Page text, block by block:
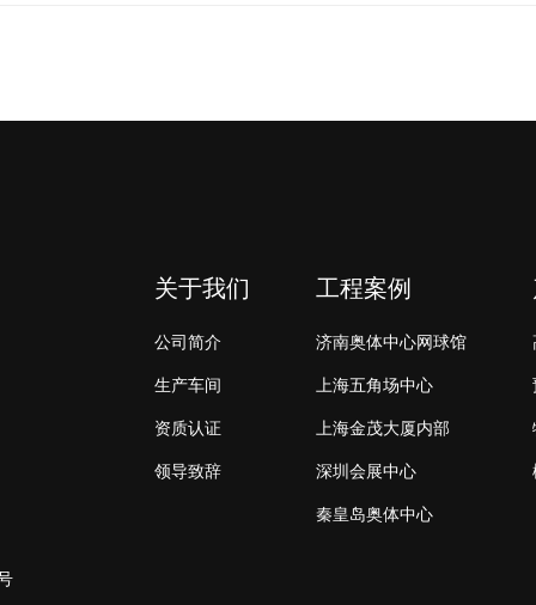
关于我们
公司简介
生产车间
资质认证
领导致辞
工程案例
济南奥体中心网球馆
上海五角场中心
上海金茂大厦内部
深圳会展中心
秦皇岛奥体中心